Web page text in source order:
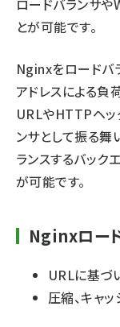
とが可能です。
Nginxをロードバ
アドレスによる負
URLやHTTPヘ
ンサとして振る舞
ランスするバック
が可能です。
Nginxロー
URLに基づ
圧縮、キャ